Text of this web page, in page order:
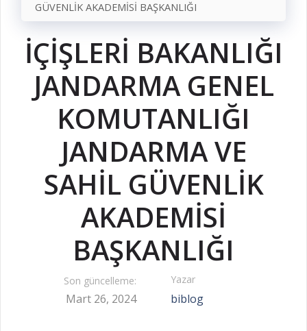
GÜVENLİK AKADEMİSİ BAŞKANLIĞI
İÇİŞLERİ BAKANLIĞI
JANDARMA GENEL
KOMUTANLIĞI
JANDARMA VE
SAHİL GÜVENLİK
AKADEMİSİ
BAŞKANLIĞI
Son güncelleme:
Mart 26, 2024
Yazar
biblog